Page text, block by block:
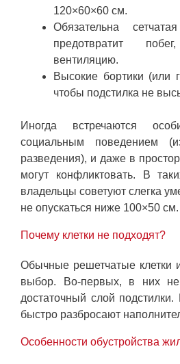
120×60×60 см.
Обязательна
предотвратит
вентиляцию.
Высокие бортики (или
чтобы подстилка не
Иногда встречаются
социальным поведением
разведения), и даже в
могут конфликтовать. В
владельцы советуют слегка
не опускаться ниже 100×50 см.
Почему клетки не подходят?
Обычные решетчатые клетки
выбор. Во-первых, в них
достаточный слой
быстро разбросают
Особенности обустройства